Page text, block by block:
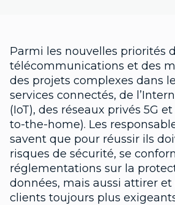
Parmi les nouvelles priorités
télécommunications et des
des projets complexes dans
services connectés, de
(IoT), des réseaux privés 5G
to-the-home). Les
savent que pour réussir ils
risques de sécurité, se
réglementations sur la
données, mais aussi attirer
clients toujours plus